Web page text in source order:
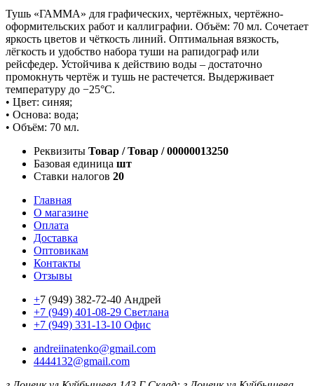
Тушь «ГАММА» для графических, чертёжных, чертёжно-
оформительских работ и каллиграфии. Объём: 70 мл. Сочетает
яркость цветов и чёткость линий. Оптимальная вязкость,
лёгкость и удобство набора туши на рапидограф или
рейсфедер. Устойчива к действию воды – достаточно
промокнуть чертёж и тушь не растечется. Выдерживает
температуру до −25°C.
• Цвет: синяя;
• Основа: вода;
• Объём: 70 мл.
Реквизиты Товар / Товар / 00000013250
Базовая единица шт
Ставки налогов 20
Главная
О магазине
Оплата
Доставка
Оптовикам
Контакты
Отзывы
+7 (949) 382-72-40 Андрей
+7 (949) 401-08-29 Светлана
+7 (949) 331-13-10 Офис
andreiinatenko@gmail.com
4444132@gmail.com